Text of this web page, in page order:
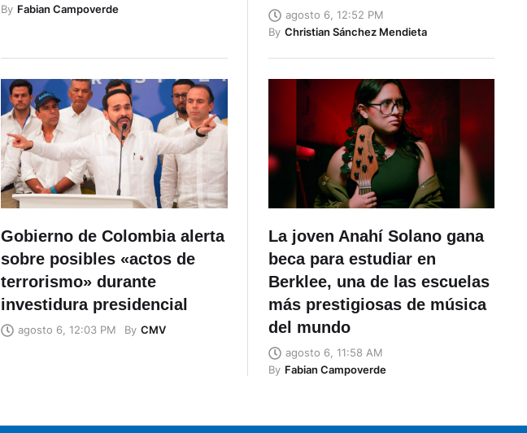
By Fabian Campoverde
agosto 6, 12:52 PM
By Christian Sánchez Mendieta
Gobierno de Colombia alerta
sobre posibles «actos de
terrorismo» durante
investidura presidencial
agosto 6, 12:03 PM By CMV
La joven Anahí Solano gana
beca para estudiar en
Berklee, una de las escuelas
más prestigiosas de música
del mundo
agosto 6, 11:58 AM
By Fabian Campoverde